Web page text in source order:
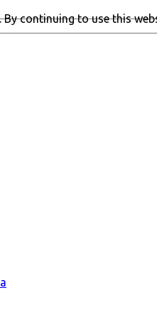
continuing to use this